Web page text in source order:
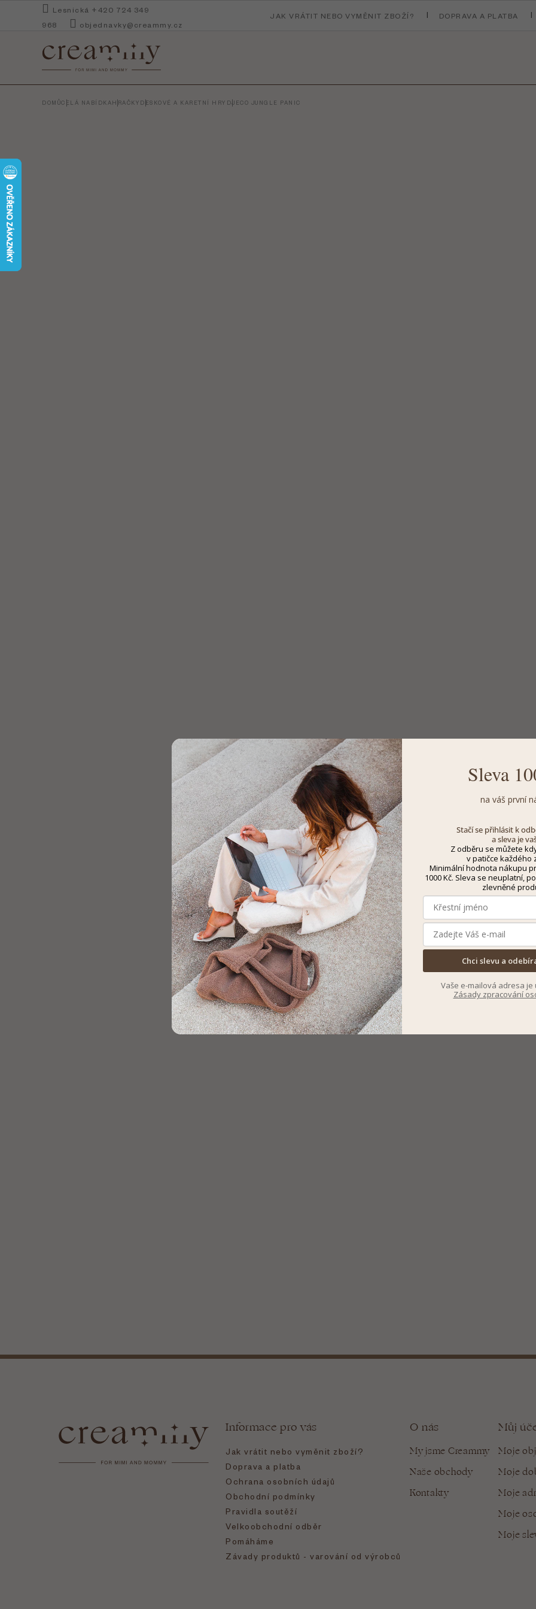
Lesnická +420 724 349
968
objednavky@creammy.cz
JAK VRÁTIT NEBO VYMĚNIT ZBOŽÍ? DOPRAVA A PLATBA
DOMŮCELÁ NABÍDKAHRAČKY DESKOVÉ A KARETNÍ HRY DJECO JUNGLE PANIC
Informace pro vás
Jak vrátit nebo vyměnit zboží?
Doprava a platba
Ochrana osobních údajů
Obchodní podmínky
Pravidla soutěží
Velkoobchodní odběr
Pomáháme
Závady produktů - varování od výrobců
O nás
My jsme Creammy
Naše obchody
Kontakty
Můj
Moje
Moje
Moje
Moje
Moje
Sleva
na váš první
Stačí se přihlásit k
a sleva je
Z odběru se můžete
v patičce každého
Minimální hodnota nákupu
1000 Kč. Sleva se neuplatní,
zlevněné
Chci slevu a
Vaše e-mailová adresa je
Zásady zpracování